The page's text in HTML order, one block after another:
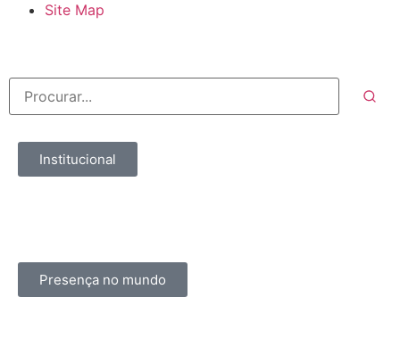
Site Map
Institucional
Presença no mundo